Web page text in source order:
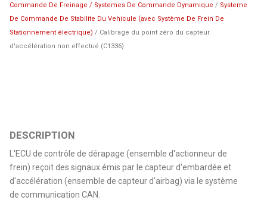
Commande De Freinage / Systemes De Commande Dynamique / Systeme
De Commande De Stabilite Du Vehicule (avec Système De Frein De
Stationnement électrique) / Calibrage du point zéro du capteur
d'accélération non effectué (C1336)
DESCRIPTION
L'ECU de contrôle de dérapage (ensemble d'actionneur de
frein) reçoit des signaux émis par le capteur d'embardée et
d'accélération (ensemble de capteur d'airbag) via le système
de communication CAN.